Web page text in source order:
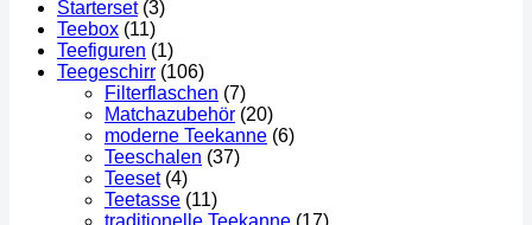
Starterset (3)
Teebox (11)
Teefiguren (1)
Teegeschirr (106)
Filterflaschen (7)
Matchazubehör (20)
moderne Teekanne (6)
Teeschalen (37)
Teeset (4)
Teetasse (11)
traditionelle Teekanne (17)